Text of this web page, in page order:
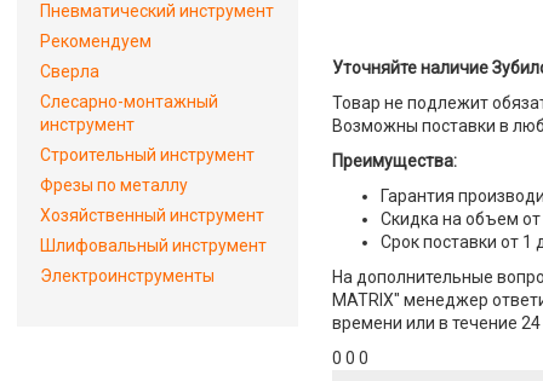
Уточняйте наличие
Товар не подлежит
Возможны поставки в
Преимущества:
Гарантия
Скидка на объем от
Срок поставки от 1
На дополнительные
MATRIX" менеджер
времени или в течение
0 0 0
Пневматический инструмент
Рекомендуем
Сверла
Слесарно-монтажный
инструмент
Строительный инструмент
Фрезы по металлу
Хозяйственный инструмент
Шлифовальный инструмент
Электроинструменты